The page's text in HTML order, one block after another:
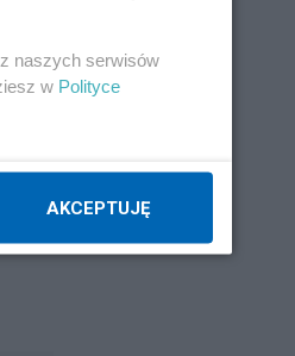
naszych serwisów
w Polityce
AKCEPTUJĘ